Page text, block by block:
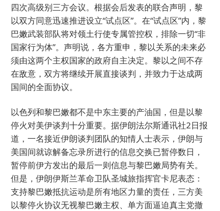
四次高级别三方会议。根据会后发表的联合声明，黎
以双方同意迅速推进设立“试点区”。在“试点区”内，黎
巴嫩武装部队将对领土行使专属管控权，排除一切“非
国家行为体”。声明说，各方重申，黎以关系的未来必
须由这两个主权国家的政府自主决定。黎以之间不存
在敌意，双方将继续开展直接谈判，并致力于达成两
国间的全面协议。
以色列和黎巴嫩都不是中东主要的产油国，但是以黎
停火对美伊谈判十分重要。据伊朗法尔斯通讯社2日报
道，一名接近伊朗谈判团队的知情人士表示，伊朗与
美国间就谅解备忘录所进行的信息交换已暂停数日，
暂停前伊方发出的最后一则信息与黎巴嫩局势有关。
但是，伊朗伊斯兰革命卫队圣城旅指挥官卡尼表态：
支持黎巴嫩抵抗运动是所有地区力量的责任，三方美
以黎停火协议无视黎巴嫩主权、单方面逼迫真主党撤